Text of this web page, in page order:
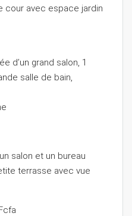
cour avec espace jardin
d’un grand salon, 1
salle de bain,
salon et un bureau
terrasse avec vue